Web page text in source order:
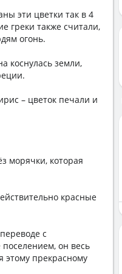
эти цветки так в 4
греки также считали,
огонь.
коснулась земли,
– цветок печали и
морячки, которая
красные
с
поселением, он весь
этому прекрасному